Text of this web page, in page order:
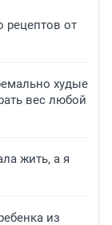
рецептов от
худые
вес любой
жить, а я
из